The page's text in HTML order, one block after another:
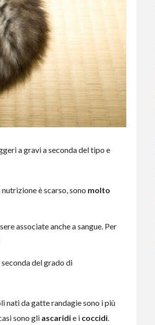
a gravi a seconda del tipo e
è scarso, sono molto
associate anche a sangue. Per
seconda del grado di
nati da gatte randagie sono i più
sono gli ascaridie i coccidi